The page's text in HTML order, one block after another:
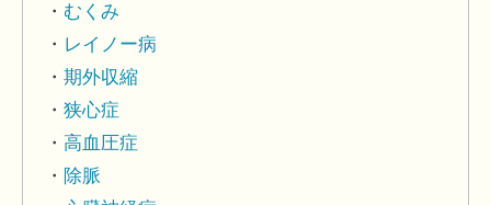
むくみ
レイノー病
期外収縮
狭心症
高血圧症
除脈